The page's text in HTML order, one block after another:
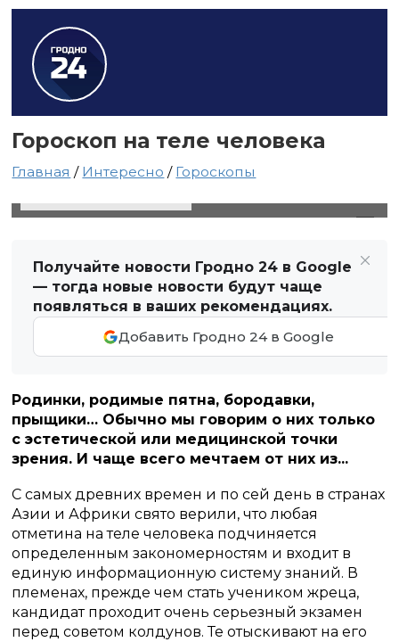
Гороскоп на теле человека
Главная / Интересно / Гороскопы
Получайте новости Гродно 24 в Google
— тогда новые новости будут чаще
появляться в ваших рекомендациях.
Добавить Гродно 24 в Google
Родинки, родимые пятна, бородавки,
прыщики… Обычно мы говорим о них только
с эстетической или медицинской точки
зрения. И чаще всего мечтаем от них из...
С самых древних времен и по сей день в странах
Азии и Африки свято верили, что любая
отметина на теле человека подчиняется
определенным закономерностям и входит в
единую информационную систему знаний. В
племенах, прежде чем стать учеником жреца,
кандидат проходит очень серьезный экзамен
перед советом колдунов. Те отыскивают на его